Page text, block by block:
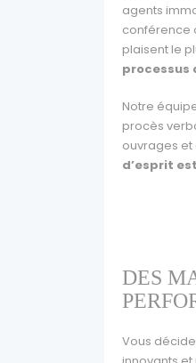
agents
conférence
plaisent le
processus
Notre
procès
ouvrages
d’esprit
DES
Vous